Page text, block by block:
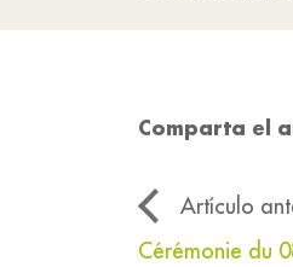
Comparta el
Artículo
Cérémonie du